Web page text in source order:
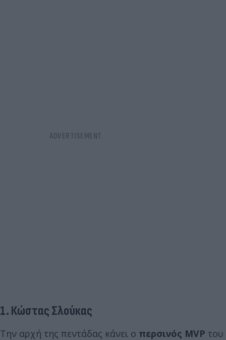
1. Κώστας Σλούκας
Την αρχή της πεντάδας κάνει ο περσινός MVP του